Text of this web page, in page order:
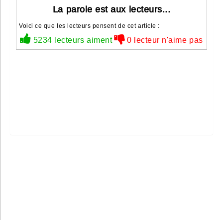
La parole est aux lecteurs...
Voici ce que les lecteurs pensent de cet article :
5234 lecteurs aiment 0 lecteur n'aime pas